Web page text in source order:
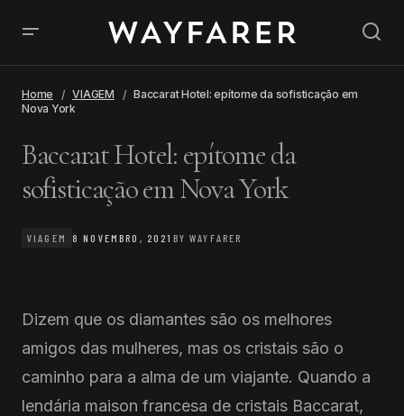
Home VIAGEM
Baccarat Hotel: epítome da sofisticação em
Nova York
Baccarat Hotel: epítome da
sofisticação em Nova York
VIAGEM 8 NOVEMBRO, 2021 BY WAYFARER
Dizem que os diamantes são os melhores
amigos das mulheres, mas os cristais são o
caminho para a alma de um viajante. Quando a
lendária maison francesa de cristais Baccarat,